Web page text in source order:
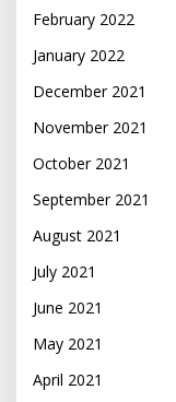
February 2022
January 2022
December 2021
November 2021
October 2021
September 2021
August 2021
July 2021
June 2021
May 2021
April 2021